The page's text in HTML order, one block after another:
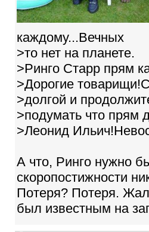
каждому...Вечных
>то нет на планете.
>Ринго Старр прям
>Дорогие
>долгой и
>подумать что прям
>Леонид
А что, Ринго нужно
скоропостижности
Потеря? Потеря.
был известным на